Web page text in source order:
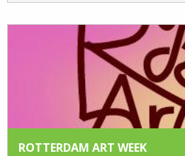
ROTTERDAM ART WEEK